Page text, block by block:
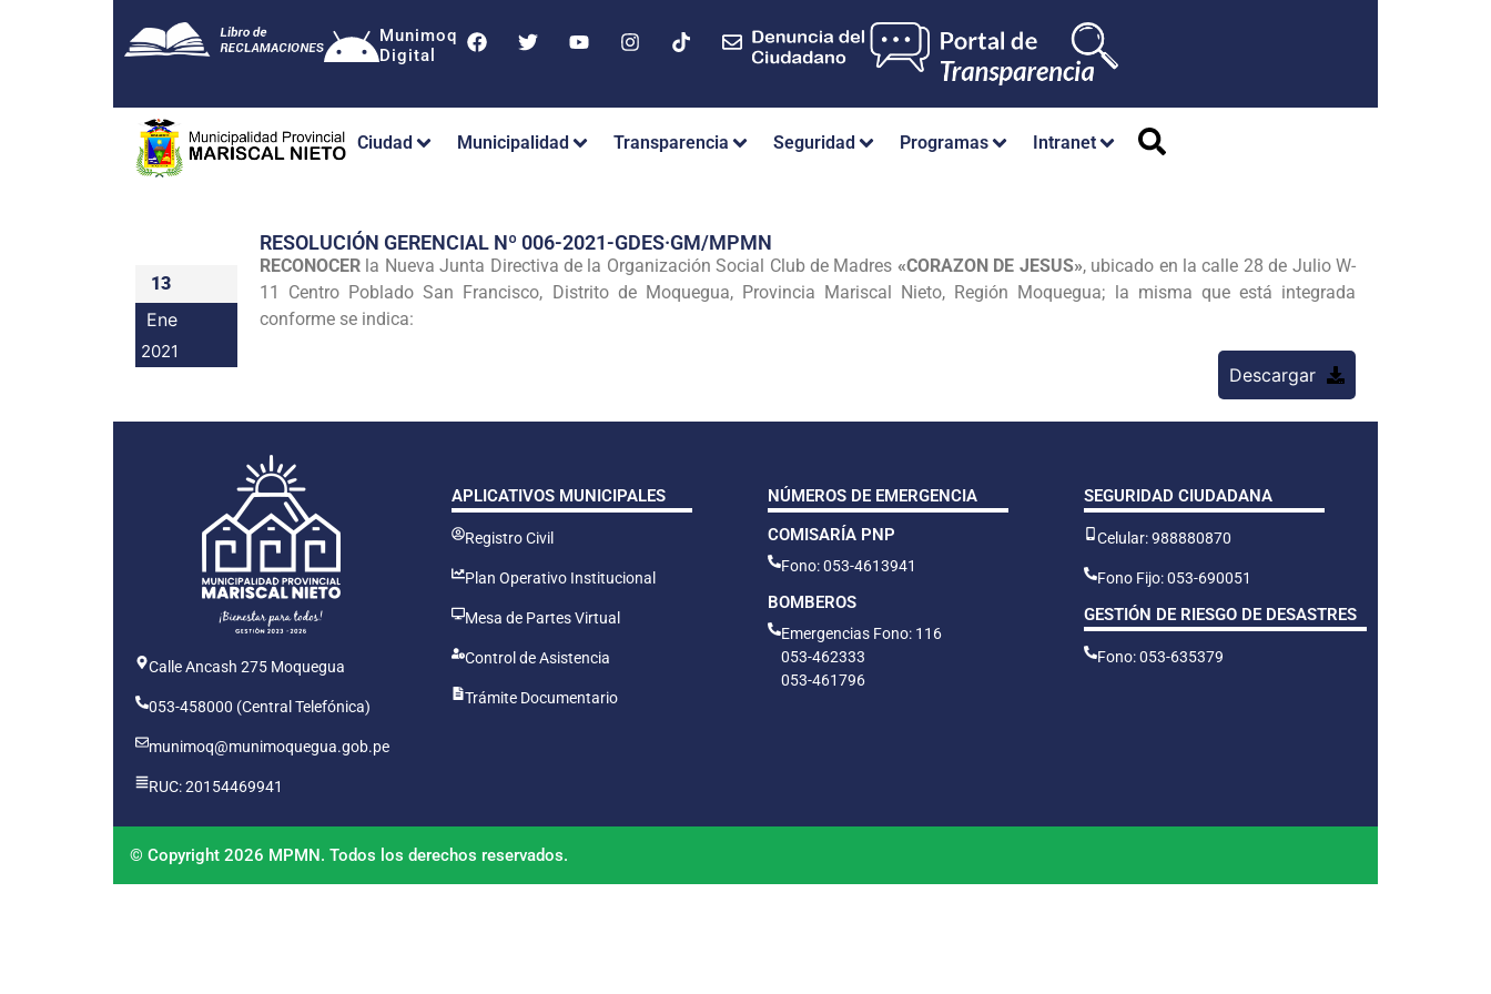
Munimoq
Digital
Ciudad Municipalidad Transparencia Seguridad Programas Intranet
13
Ene
2021
RESOLUCIÓN GERENCIAL Nº 006-2021-GDES·GM/MPMN
RECONOCER la Nueva Junta Directiva de la Organización Social Club de Madres «CORAZON DE JESUS», ubicado en la calle 28 de Julio W-
11 Centro Poblado San Francisco, Distrito de Moquegua, Provincia Mariscal Nieto, Región Moquegua; la misma que está integrada
conforme se indica:
Descargar
Calle Ancash 275 Moquegua
053-458000 (Central Telefónica)
munimoq@munimoquegua.gob.pe
RUC: 20154469941
APLICATIVOS MUNICIPALES
Registro Civil
Plan Operativo Institucional
Mesa de Partes Virtual
Control de Asistencia
Trámite Documentario
NÚMEROS DE EMERGENCIA
COMISARÍA PNP
Fono: 053-4613941
BOMBEROS
Emergencias Fono: 116
053-462333
053-461796
SEGURIDAD CIUDADANA
Celular: 988880870
Fono Fijo: 053-690051
GESTIÓN DE RIESGO DE DESASTRES
Fono: 053-635379
© Copyright 2026 MPMN. Todos los derechos reservados.